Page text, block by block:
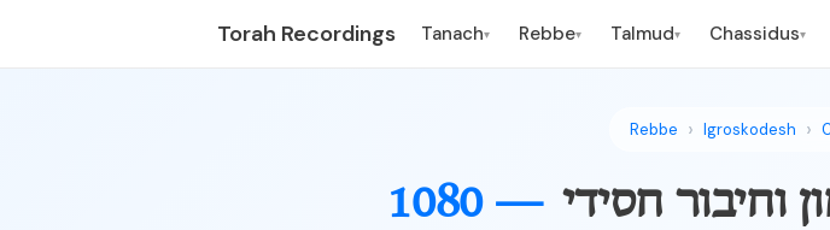
Torah Recordings Tanach▾ Rebbe▾ Talmud▾ Chassidus▾
Rebbe Igroskodesh
1080 — וחיבור חסידי